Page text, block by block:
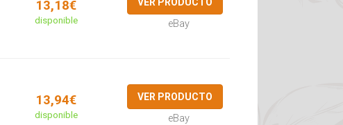
13,18€
disponible eBay
13,94€
disponible
VER PRODUCTO
eBay